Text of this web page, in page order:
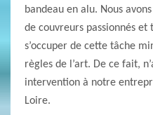
bandeau en alu. Nous
de couvreurs passionnés
s’occuper de cette tâche
règles de l’art. De ce fait,
intervention à notre
Loire.